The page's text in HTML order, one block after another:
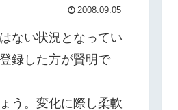
2008.09.05
ない状況となってい
録した方が賢明で
う。変化に際し柔軟